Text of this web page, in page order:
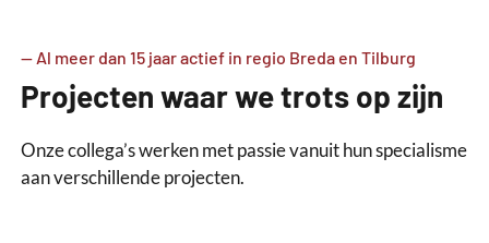
-- Al meer dan 15 jaar actief in regio Breda en Tilburg
Projecten waar we trots op zijn
Onze collega’s werken met passie vanuit hun specialisme
aan verschillende projecten.